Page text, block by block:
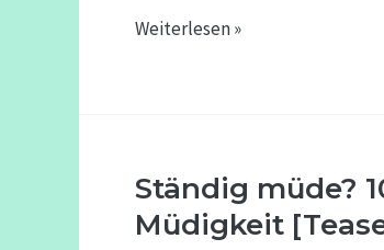
Weiterlesen »
Ständig müde?
Müdigkeit
Ständig
müde?